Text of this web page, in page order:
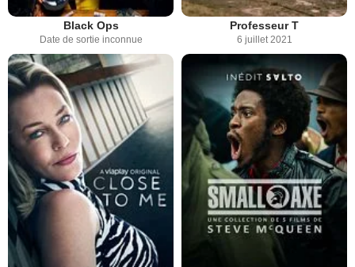
Black Ops
Date de sortie inconnue
Professeur T
6 juillet 2021